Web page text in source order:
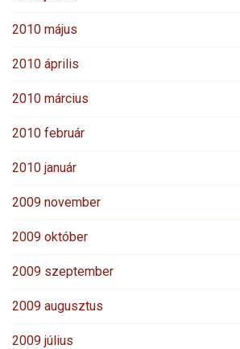
2010 május
2010 április
2010 március
2010 február
2010 január
2009 november
2009 október
2009 szeptember
2009 augusztus
2009 július